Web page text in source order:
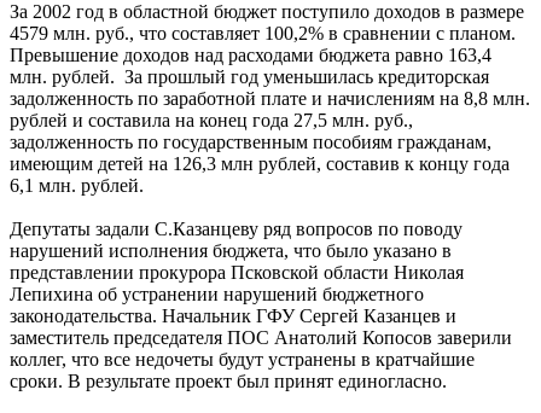
За 2002 год в областной бюджет поступило доходов в размере
4579 млн. руб., что составляет 100,2% в сравнении с планом.
Превышение доходов над расходами бюджета равно 163,4
млн. рублей. За прошлый год уменьшилась кредиторская
задолженность по заработной плате и начислениям на 8,8 млн.
рублей и составила на конец года 27,5 млн. руб.,
задолженность по государственным пособиям гражданам,
имеющим детей на 126,3 млн рублей, составив к концу года
6,1 млн. рублей.
Депутаты задали С.Казанцеву ряд вопросов по поводу
нарушений исполнения бюджета, что было указано в
представлении прокурора Псковской области Николая
Лепихина об устранении нарушений бюджетного
законодательства. Начальник ГФУ Сергей Казанцев и
заместитель председателя ПОС Анатолий Копосов заверили
коллег, что все недочеты будут устранены в кратчайшие
сроки. В результате проект был принят единогласно.